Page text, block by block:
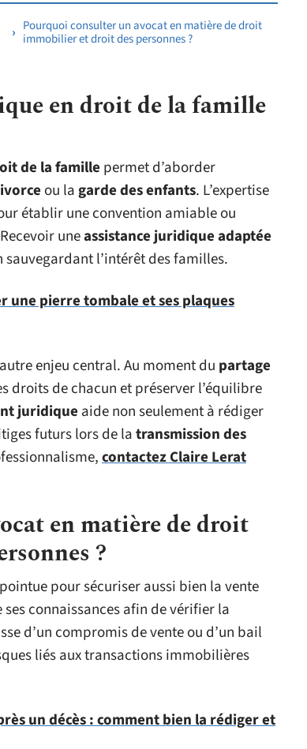
Pourquoi consulter un avocat en matière de droit
immobilier et droit des personnes ?
en droit de la famille
de la famille permet d’aborder
ou lagarde des enfants. L’expertise
établir une convention amiable ou
uneassistance juridique adaptée
l’intérêt des familles.
une pierre tombale et ses plaques
enjeu central. Au moment du partage
droits de chacun et préserver l’équilibre
juridique aide non seulement à rédiger
futurs lors de latransmission des
contactez Claire Lerat
en matière de droit
?
pour sécuriser aussi bien la vente
connaissances afin de vérifier la
d’un compromis de vente ou d’un bail
liés aux transactions immobilières
un décès : comment bien la rédiger et